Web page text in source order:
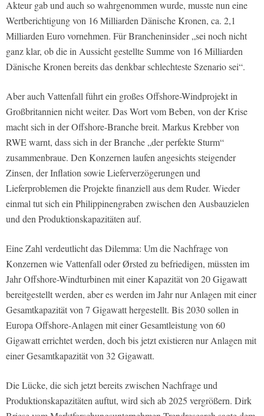
Akteur gab und auch so wahrgenommen wurde, musste nun eine
Wertberichtigung von 16 Milliarden Dänische Kronen, ca. 2,1
Milliarden Euro vornehmen. Für Brancheninsider „sei noch nicht
ganz klar, ob die in Aussicht gestellte Summe von 16 Milliarden
Dänische Kronen bereits das denkbar schlechteste Szenario sei“.
Aber auch Vattenfall führt ein großes Offshore-Windprojekt in
Großbritannien nicht weiter. Das Wort vom Beben, von der Krise
macht sich in der Offshore-Branche breit. Markus Krebber von
RWE warnt, dass sich in der Branche „der perfekte Sturm“
zusammenbraue. Den Konzernen laufen angesichts steigender
Zinsen, der Inflation sowie Lieferverzögerungen und
Lieferproblemen die Projekte finanziell aus dem Ruder. Wieder
einmal tut sich ein Philippinengraben zwischen den Ausbauzielen
und den Produktionskapazitäten auf.
Eine Zahl verdeutlicht das Dilemma: Um die Nachfrage von
Konzernen wie Vattenfall oder Ørsted zu befriedigen, müssten im
Jahr Offshore-Windturbinen mit einer Kapazität von 20 Gigawatt
bereitgestellt werden, aber es werden im Jahr nur Anlagen mit einer
Gesamtkapazität von 7 Gigawatt hergestellt. Bis 2030 sollen in
Europa Offshore-Anlagen mit einer Gesamtleistung von 60
Gigawatt errichtet werden, doch bis jetzt existieren nur Anlagen mit
einer Gesamtkapazität von 32 Gigawatt.
Die Lücke, die sich jetzt bereits zwischen Nachfrage und
Produktionskapazitäten auftut, wird sich ab 2025 vergrößern. Dirk